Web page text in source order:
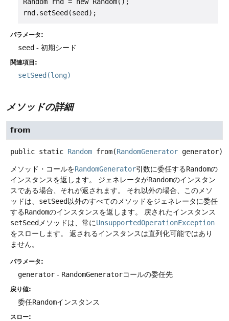
パラメータ:
seed - 初期シード
関連項目:
setSeed(long)
メソッドの詳細
from
public static Random from(RandomGenerator generator)
メソッド・コールをRandomGenerator引数に委任するRandomの
インスタンスを返します。
ジェネレータがRandomのインスタン
スである場合、それが返されます。
それ以外の場合、このメソ
ッドは、 setSeed 以外のすべてのメソッドをジェネレータに委任
するRandomのインスタンスを返します。
戻されたインスタンス
setSeed メソッドは、常にUnsupportedOperationException
をスローします。
返されるインスタンスは直列化可能ではあり
ません。
パラメータ:
generator - RandomGeneratorコールの委任先
戻り値:
委任Randomインスタンス
スロー: